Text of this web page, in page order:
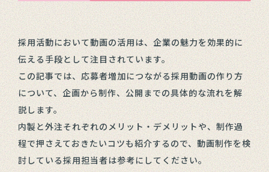
採用活動において動画の活用は、企業の魅力を効果的に
伝える手段として注目されています。
この記事では、応募者増加につながる採用動画の作り方
について、企画から制作、公開までの具体的な流れを解
説します。
内製と外注それぞれのメリット・デメリットや、制作過
程で押さえておきたいコツも紹介するので、動画制作を検
討している採用担当者は参考にしてください。